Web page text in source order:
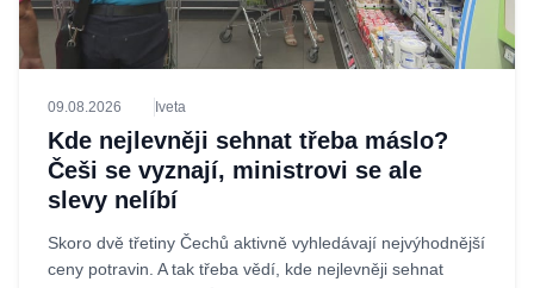
09.08.2026 Iveta
Kde nejlevněji sehnat třeba máslo?
Češi se vyznají, ministrovi se ale
slevy nelíbí
Skoro dvě třetiny Čechů aktivně vyhledávají nejvýhodnější
ceny potravin. A tak třeba vědí, kde nejlevněji sehnat